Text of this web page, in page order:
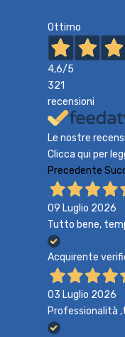
Ottimo
4,6/5
321
recensioni
Le nostre
Clicca qui per
Precedente
09 Luglio 2026
Tutto bene,
Acquirente
03 Luglio 2026
Professionalità